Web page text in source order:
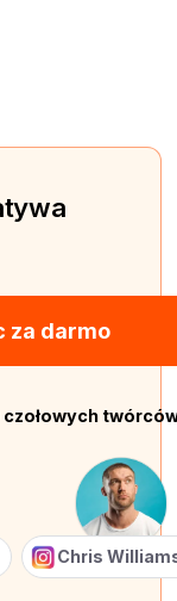
za darmo
czołowych
Chris